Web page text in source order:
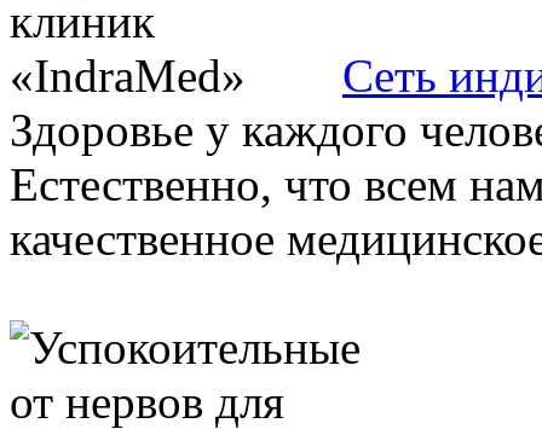
Сеть
Здоровье у каждого
Естественно, что всем
качественное